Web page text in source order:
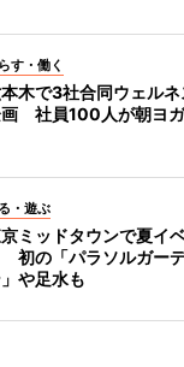
す・働く
木で3社合同ウェルネ
社員100人が朝ヨ
・遊ぶ
ミッドタウンで夏イ
初の「パラソルガー
や足水も